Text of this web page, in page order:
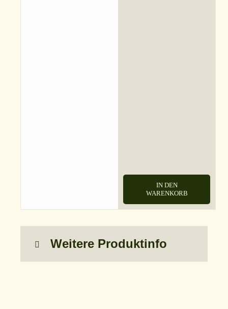
IN DEN
WARENKORB
Weitere Produktinfo